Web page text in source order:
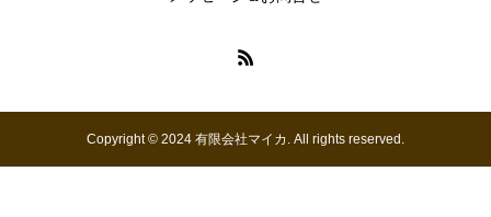
Copyright © 2024 有限会社マイカ. All rights reserved.